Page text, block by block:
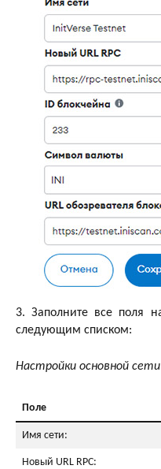
3. Заполните все поля
следующим списком:
Настройки основной сети
Поле
Имя сети:
Новый URL RPC: